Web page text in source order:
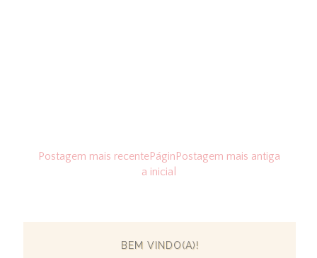
Postagem mais recente Postagem mais antiga
Págin
a inicial
BEM VINDO(A)!